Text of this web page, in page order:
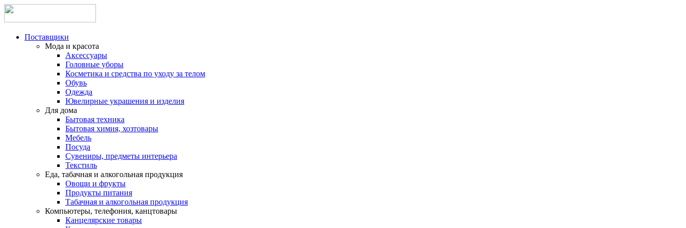
Поставщики
Мода и красота
Аксессуары
Головные уборы
Косметика и средства по уходу за телом
Обувь
Одежда
Ювелирные украшения и изделия
Для дома
Бытовая техника
Бытовая химия, хозтовары
Мебель
Посуда
Сувениры, предметы интерьера
Текстиль
Еда, табачная и алкогольная продукция
Овощи и фрукты
Продукты питания
Табачная и алкогольная продукция
Компьютеры, телефония, канцтовары
Канцелярские товары